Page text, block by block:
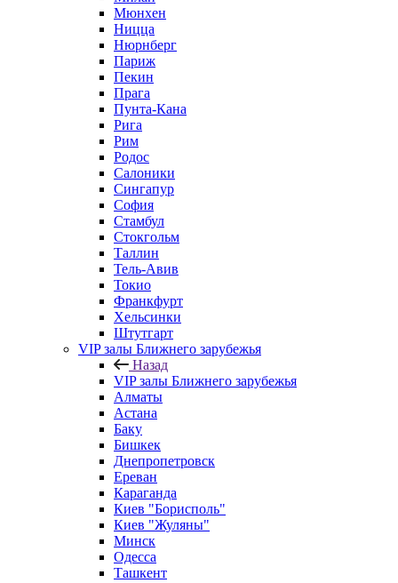
Мюнхен
Ницца
Нюрнберг
Париж
Пекин
Прага
Пунта-Кана
Рига
Рим
Родос
Салоники
Сингапур
София
Стамбул
Стокгольм
Таллин
Тель-Авив
Токио
Франкфурт
Хельсинки
Штутгарт
VIP залы Ближнего зарубежья
Назад
VIP залы Ближнего зарубежья
Алматы
Астана
Баку
Бишкек
Днепропетровск
Ереван
Караганда
Киев "Борисполь"
Киев "Жуляны"
Минск
Одесса
Ташкент